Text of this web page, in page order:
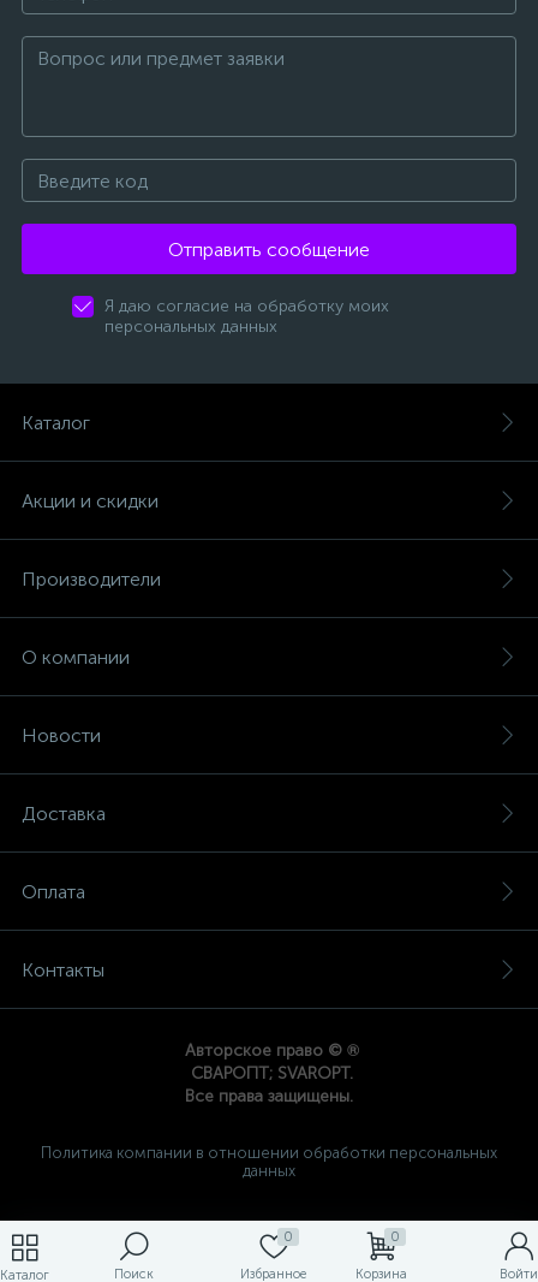
Каталог Поиск
0
Избранное
0
Корзина Войти
Отправить сообщение
Я даю согласие на обработку моих
персональных данных
Каталог
Акции и скидки
Производители
О компании
Новости
Доставка
Оплата
Контакты
Авторское право © ®
СВАРОПТ; SVAROPT.
Все права защищены.
Политика компании в отношении обработки персональных
данных